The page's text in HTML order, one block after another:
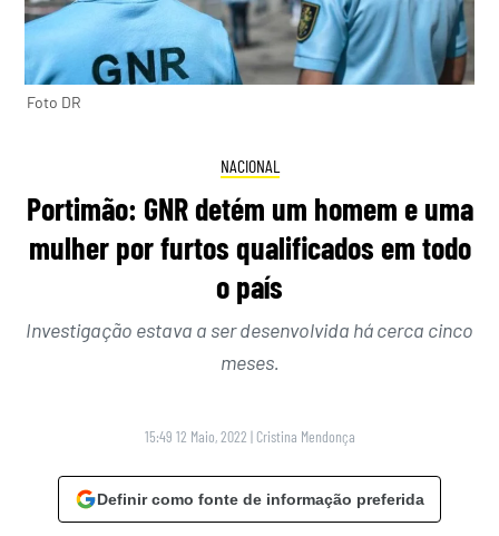
Foto DR
NACIONAL
Portimão: GNR detém um homem e uma
mulher por furtos qualificados em todo
o país
Investigação estava a ser desenvolvida há cerca cinco
meses.
15:49 12 Maio, 2022 | Cristina Mendonça
Definir como fonte de informação preferida